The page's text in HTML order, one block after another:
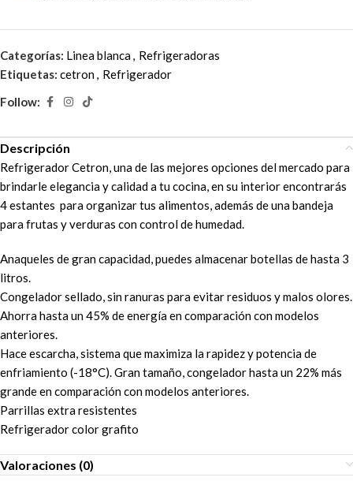
Categorías: Linea blanca
Refrigeradoras
Etiquetas: cetron
Refrigerador
Follow:
Descripción
Refrigerador Cetron, una de las mejores opciones del mercado para
brindarle elegancia y calidad a tu cocina, en su interior encontrarás
4 estantes para organizar tus alimentos, además de una bandeja
para frutas y verduras con control de humedad.
Anaqueles de gran capacidad, puedes almacenar botellas de hasta 3
litros.
Congelador sellado, sin ranuras para evitar residuos y malos olores.
Ahorra hasta un 45% de energía en comparación con modelos
anteriores.
Hace escarcha, sistema que maximiza la rapidez y potencia de
enfriamiento (-18°C). Gran tamaño, congelador hasta un 22% más
grande en comparación con modelos anteriores.
Parrillas extra resistentes
Refrigerador color grafito
Valoraciones (0)